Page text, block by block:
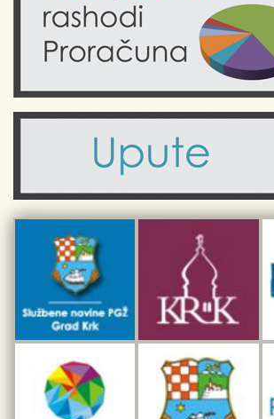
Obrazovanje
Komunalne usluge
Civilni sektor (arhiva udruga)
Sport i rekreacija
Fotogalerije
Kalendar događanja
Turistička zajednica otoka Krka
Kulturno-turistička ruta Putovima Frankopana
Dar iz Krka
Interpretacijski centar pomorske baštine